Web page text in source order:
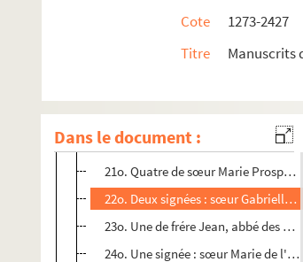
Cote
1273-2427
Titre
Manuscrits
Dans le document :
te
17o. Une de M. le marquis de
19o. Une lettre anonyme
20o. Une de A. Dieu (1640)
21o. Quatre de sœur Marie
22o. Deux signées : sœur Gabrielle
23o. Une de frére Jean, abbé des
24o. Une signée : sœur Marie de